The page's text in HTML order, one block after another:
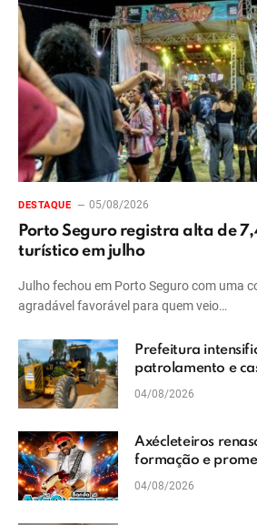
DESTAQUE 05/08/2026
Porto Seguro registra alta de
turístico em julho
Julho fechou em Porto Seguro com uma
agradável favorável para quem veio…
Prefeitura
patrolamento e
Vera Cruz
04/08/2026
Axécleteiros
formação e
do Extremo Sul da
04/08/2026